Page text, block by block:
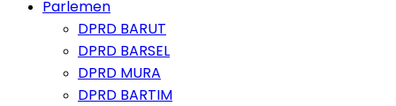
Parlemen
DPRD BARUT
DPRD BARSEL
DPRD MURA
DPRD BARTIM